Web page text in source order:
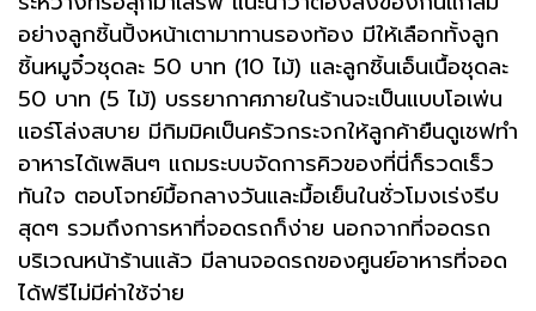
อย่างลูกชิ้นปิ้งหน้าเตามาทานรองท้อง มีให้เลือกทั้งลูก
ชิ้นหมูจิ๋วชุดละ 50 บาท (10 ไม้) และลูกชิ้นเอ็นเนื้อชุดละ
50 บาท (5 ไม้) บรรยากาศภายในร้านจะเป็นแบบโอเพ่น
แอร์โล่งสบาย มีกิมมิคเป็นครัวกระจกให้ลูกค้ายืนดูเชฟทำ
อาหารได้เพลินๆ แถมระบบจัดการคิวของที่นี่ก็รวดเร็ว
ทันใจ ตอบโจทย์มื้อกลางวันและมื้อเย็นในชั่วโมงเร่งรีบ
สุดๆ รวมถึงการหาที่จอดรถก็ง่าย นอกจากที่จอดรถ
บริเวณหน้าร้านแล้ว มีลานจอดรถของศูนย์อาหารที่จอด
ได้ฟรีไม่มีค่าใช้จ่าย